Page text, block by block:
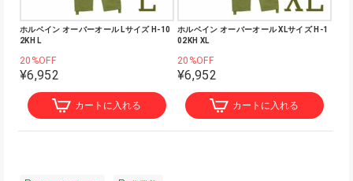
ホルベイン オーバーオール Lサイズ H-10
2KH L
20%OFF
¥6,952
カートに入れる
ホルベイン オーバーオール XLサイズ H-1
02KH XL
20%OFF
¥6,952
カートに入れる